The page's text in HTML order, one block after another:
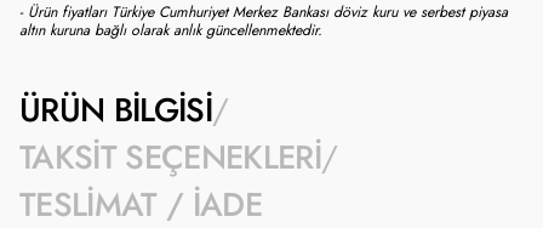
- Ürün fiyatları Türkiye Cumhuriyet Merkez Bankası döviz kuru ve serbest piyasa
altın kuruna bağlı olarak anlık güncellenmektedir.
ÜRÜN BILGISI
TAKSIT SEÇENEKLERI
TESLIMAT / İADE